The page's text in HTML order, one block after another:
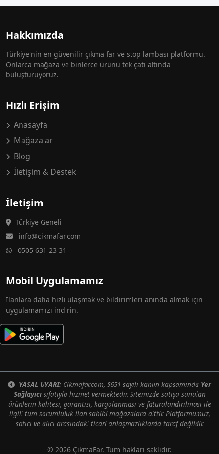
Hakkımızda
Türkiye'nin en güvenilir çıkma far ve stop lambası platformu.
Onlarca mağaza ve binlerce ürünü tek çatı altında
buluşturuyoruz.
Hızlı Erişim
Anasayfa
Mağazalar
Blog
İletişim & Destek
İletişim
Türkiye Geneli
info@cikmafar.com
0505 631 23 31
Mobil Uygulamamız
İlanlara daha hızlı ulaşmak ve bildirimleri anında almak için
uygulamamızı indirin.
YASAL UYARI: Cikmafar.com, 5651 sayılı kanun kapsamında Yer
Sağlayıcısıfatıyla hizmet vermektedir. Sitemizde satışa sunulan
ürünlerin kalitesi, garantisi, kargolanması ve faturalandırılması ile
ilgili tüm sorumluluk ilan sahibi mağazalara aittir. Platformumuz,
satıcı ve alıcı arasındaki ticari anlaşmazlıklarda taraf değildir.
© 2026 ÇıkmaFar. Tüm hakları saklıdır.